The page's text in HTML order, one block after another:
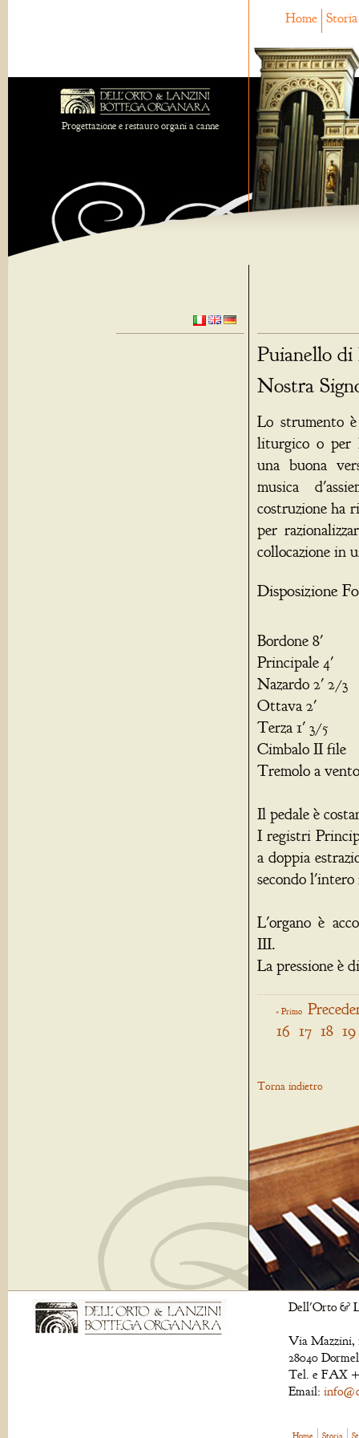
Home Storia
Progettazione e restauro organi a canne
Puianello di
Nostra
Lo strumento
liturgico o per
una buona
musica
costruzione ha
per
collocazione in
Disposizione
Bordone 8'
Principale 4'
Nazardo 2' 2/3
Ottava 2'
Terza 1' 3/5
Cimbalo II file
Tremolo a
Il pedale è
I registri
a doppia
secondo
L'organo è
III.
La pressione è
« Primo
16 17 18 19
Torna indietro
Dell'Orto &
Via Mazzini,
28040
Tel. e FAX
Email:
Home Storia